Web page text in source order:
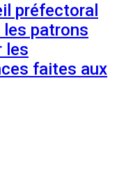
préfectoral
patrons
les
faites aux